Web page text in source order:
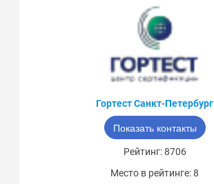
Гортест Санкт-Петербург
Показать контакты
Рейтинг: 8706
Место в рейтинге: 8